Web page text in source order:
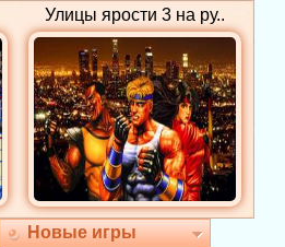
Улицы ярости 3 на ру..
Новые игры